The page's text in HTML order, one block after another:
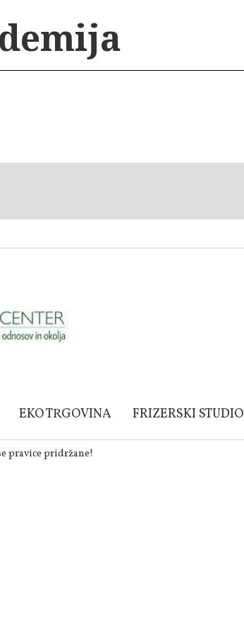
EKO TRGOVINA FRIZERSKI STUDIO
pravice pridržane!